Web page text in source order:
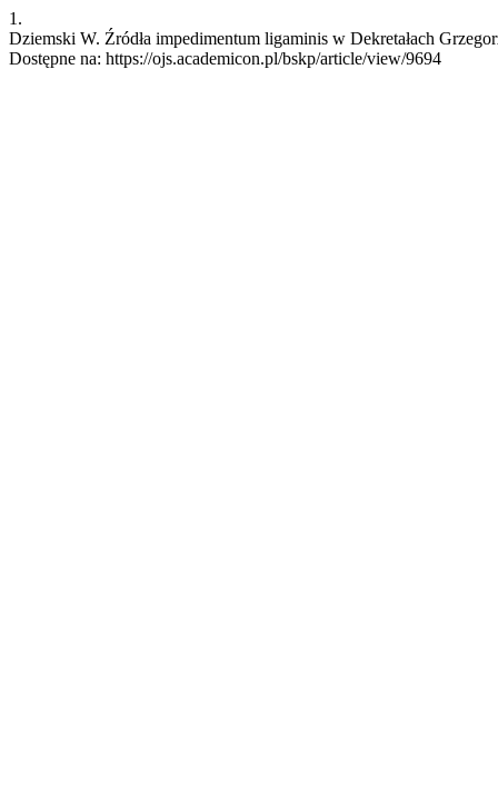
1.
Dziemski W. Źródła impedimentum ligaminis w Dekretałach
Dostępne na: https://ojs.academicon.pl/bskp/article/view/9694